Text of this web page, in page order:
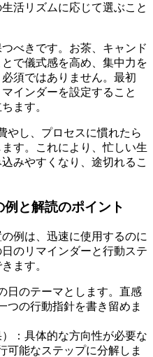
活リズムに応じて選ぶこと
べきです。お茶、キャンド
で儀式感を高め、集中力を
須ではありません。最初
インダーを設定すること
ます。
やし、プロセスに慣れたら
す。これにより、忙しい生
みやすくなり、途切れるこ
と解読のポイント
例は、迅速に使用するのに
のリマインダーと行動ステ
ます。
日のテーマとします。直感
つの行動指針を書き留めま
：具体的な方向性が必要な
可能なステップに分解しま